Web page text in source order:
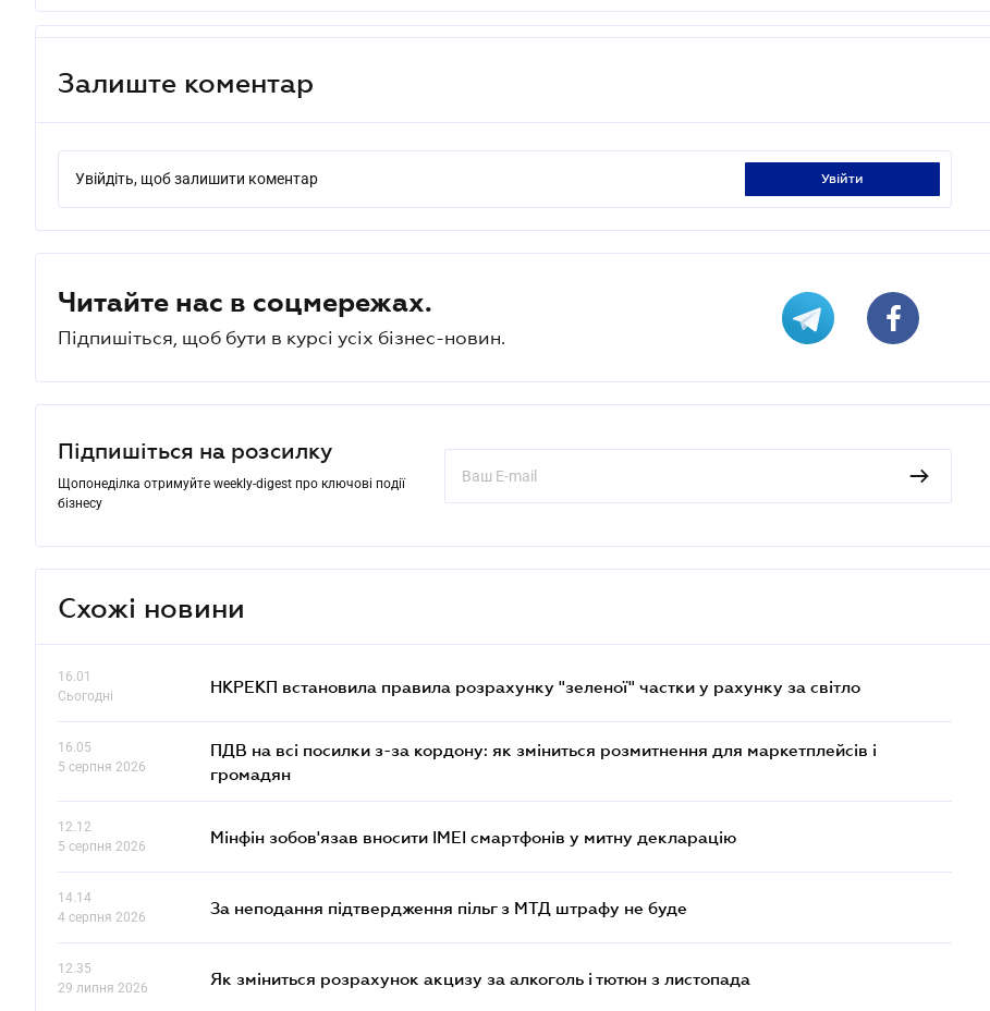
Залиште коментар
Увійдіть, щоб залишити коментар увійти
Читайте нас в соцмережах.
Підпишіться, щоб бути в курсі усіх бізнес-новин.
Підпишіться на розсилку
Щопонеділка отримуйте weekly-digest про ключові події
бізнесу
Схожі новини
16.01
Сьогодні
НКРЕКП встановила правила розрахунку "зеленої" частки у рахунку за світло
16.05
5 серпня 2026
ПДВ на всі посилки з-за кордону: як зміниться розмитнення для маркетплейсів і
громадян
12.12
5 серпня 2026
Мінфін зобов'язав вносити IMEI смартфонів у митну декларацію
14.14
4 серпня 2026
За неподання підтвердження пільг з МТД штрафу не буде
12.35
29 липня 2026
Як зміниться розрахунок акцизу за алкоголь і тютюн з листопада